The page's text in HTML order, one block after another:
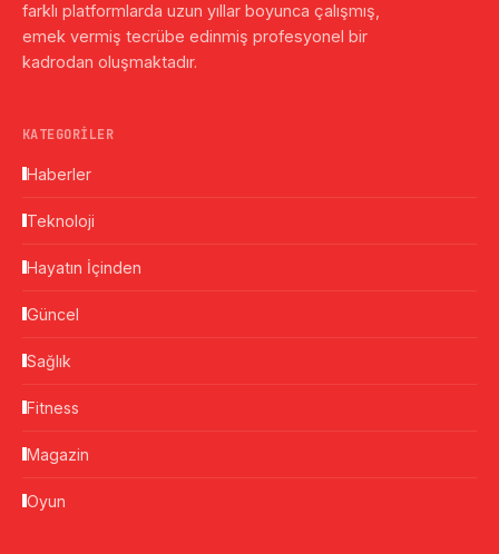
farklı platformlarda uzun yıllar boyunca çalışmış,
emek vermiş tecrübe edinmiş profesyonel bir
kadrodan oluşmaktadır.
KATEGORILER
Haberler
Teknoloji
Hayatın İçinden
Güncel
Sağlık
Fitness
Magazin
Oyun